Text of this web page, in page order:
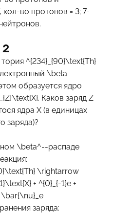
кол-во протонов = 3; 7-
^{234}_{90}\text{Th}
\beta
образуется ядро
. Каков заряд Z
ядра X (в единицах
заряда)?
\beta^--распаде
\rightarrow
+ ^{0}_{-1}e +
\bar{\nu}_e
заряда: